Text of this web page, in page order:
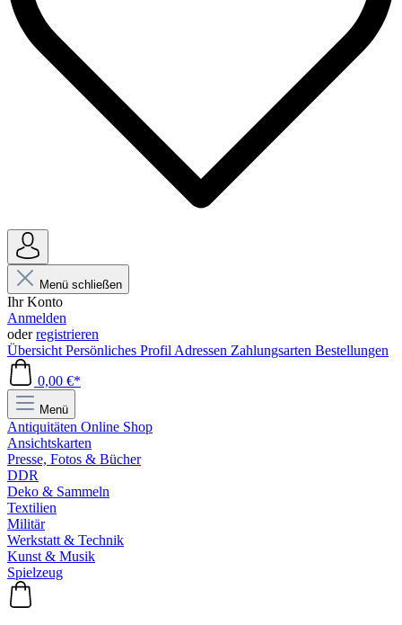
Menü schließen
Ihr Konto
Anmelden
oderregistrieren
Übersicht Persönliches Profil Adressen Zahlungsarten Bestellungen
0,00 €*
Menü
Antiquitäten Online Shop
Ansichtskarten
Presse, Fotos & Bücher
DDR
Deko & Sammeln
Textilien
Militär
Werkstatt & Technik
Kunst & Musik
Spielzeug